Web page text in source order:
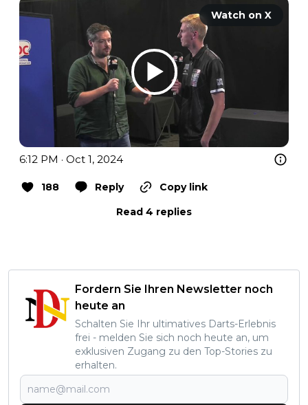
Watch on X
6:12 PM · Oct 1, 2024
188 Reply
Copy link
Read 4 replies
Fordern Sie Ihren Newsletter noch
heute an
Schalten Sie Ihr ultimatives Darts-Erlebnis
frei - melden Sie sich noch heute an, um
exklusiven Zugang zu den Top-Stories zu
erhalten.